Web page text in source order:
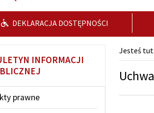
DEKLARACJA DOSTĘPNOŚCI
INFORMACJI
prawne
Jesteś